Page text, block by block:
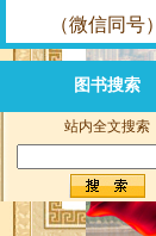
（微信同号）
图书搜索
站内全文搜索